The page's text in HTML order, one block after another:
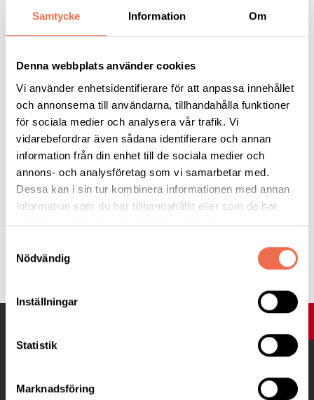
Samtycke Information Om
Denna webbplats använder cookies
Vi använder enhetsidentifierare för att anpassa innehållet
och annonserna till användarna, tillhandahålla funktioner
för sociala medier och analysera vår trafik. Vi
vidarebefordrar även sådana identifierare och annan
information från din enhet till de sociala medier och
annons- och analysföretag som vi samarbetar med.
Dessa kan i sin tur kombinera informationen med annan
information som du har tillhandahållit eller som de har
samlat in när du har använt deras tjänster.
Nödvändig
Inställningar
Statistik
Marknadsföring
integritetskränkande, eftersom konsekvenserna
kan vara stora för patienten, skriver debattörer från
Forum för hjälpmedel vid blås- och
tarmdysfunktion.
Läs hela artikeln här
Tipsa